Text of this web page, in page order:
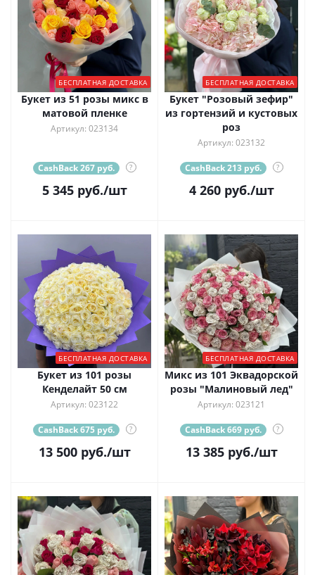
БЕСПЛАТНАЯ ДОСТАВКА
Букет из 51 розы микс в
матовой пленке
Артикул: 023134
CashBack 267 руб. ?
5 345руб./шт
БЕСПЛАТНАЯ ДОСТАВКА
Букет "Розовый зефир"
из гортензий и кустовых
роз
Артикул: 023132
CashBack 213 руб. ?
4 260руб./шт
БЕСПЛАТНАЯ ДОСТАВКА
Букет из 101 розы
Кенделайт 50 см
Артикул: 023122
CashBack 675 руб. ?
13 500руб./шт
БЕСПЛАТНАЯ ДОСТАВКА
Микс из 101 Эквадорской
розы "Малиновый лед"
Артикул: 023121
CashBack 669 руб. ?
13 385руб./шт